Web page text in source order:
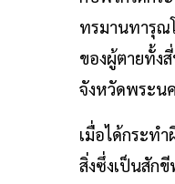
ทรมานทารุณ
ของผู้ตายทั้ง
จังหวัดพระน
เมื่อได้กระท
สิ่งซึ่งเป็นสัก